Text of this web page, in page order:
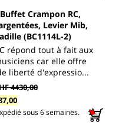
Crampon RC,
Levier Mib,
(BC1114L-2)
répond tout à fait aux
car elle offre
liberté d'expressio...
4430,00
sous 6 semaines.